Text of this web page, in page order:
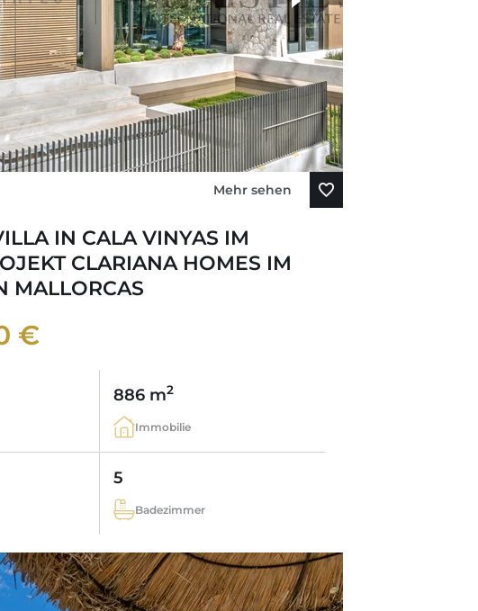
Mehr sehen
IN CALA VINYAS IM
CLARIANA HOMES IM
MALLORCAS
€
886 m2
Immobilie
5
Badezimmer